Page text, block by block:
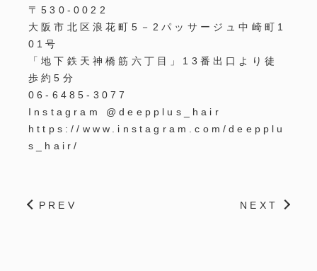
〒530-0022
大阪市北区浪花町5－2パッサージュ中崎町1
01号
「地下鉄天神橋筋六丁目」13番出口より徒
歩約5分
06-6485-3077
Instagram @deepplus_hair
https://www.instagram.com/deepplu
s_hair/
PREV NEXT